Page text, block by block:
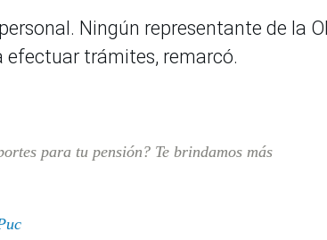
Ningún representante de la
efectuar trámites, remarcó.
para tu pensión? Te brindamos más